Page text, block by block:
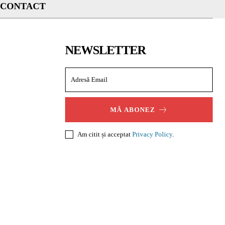
CONTACT
NEWSLETTER
MĂ ABONEZ
Am citit și acceptat Privacy Policy.